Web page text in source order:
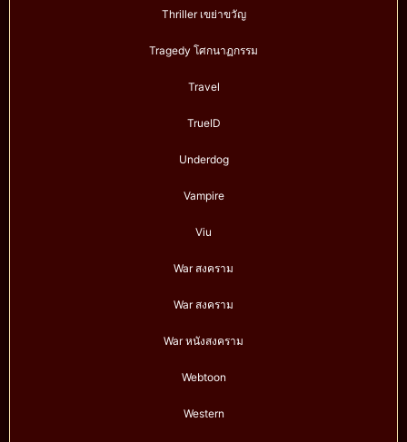
Thriller เขย่าขวัญ
Tragedy โศกนาฏกรรม
Travel
TrueID
Underdog
Vampire
Viu
War สงคราม
War สงคราม
War หนังสงคราม
Webtoon
Western